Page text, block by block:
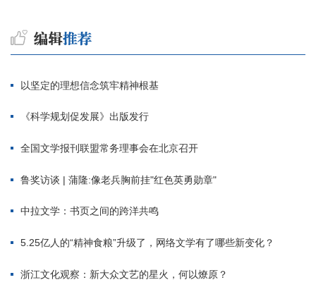
以坚定的理想信念筑牢精神根基
《科学规划促发展》出版发行
全国文学报刊联盟常务理事会在北京召开
鲁奖访谈 | 蒲隆:像老兵胸前挂"红色英勇勋章"
中拉文学：书页之间的跨洋共鸣
5.25亿人的“精神食粮”升级了，网络文学有了哪些新变化？
浙江文化观察：新大众文艺的星火，何以燎原？